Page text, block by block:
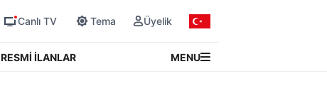
Canlı TV Tema Üyelik
RESMİ İLANLAR MENU